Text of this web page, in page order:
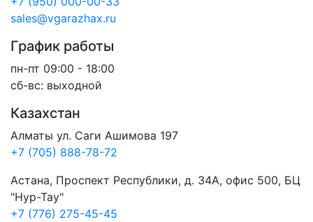
sales@vgarazhax.ru
График работы
пн-пт 09:00 - 18:00
сб-вс: выходной
Казахстан
Алматы ул. Саги Ашимова 197
+7 (705) 888-78-72
Астана, Проспект Республики, д. 34А​, офис 500, БЦ
"Нур-Тау"
+7 (776) 275-45-45